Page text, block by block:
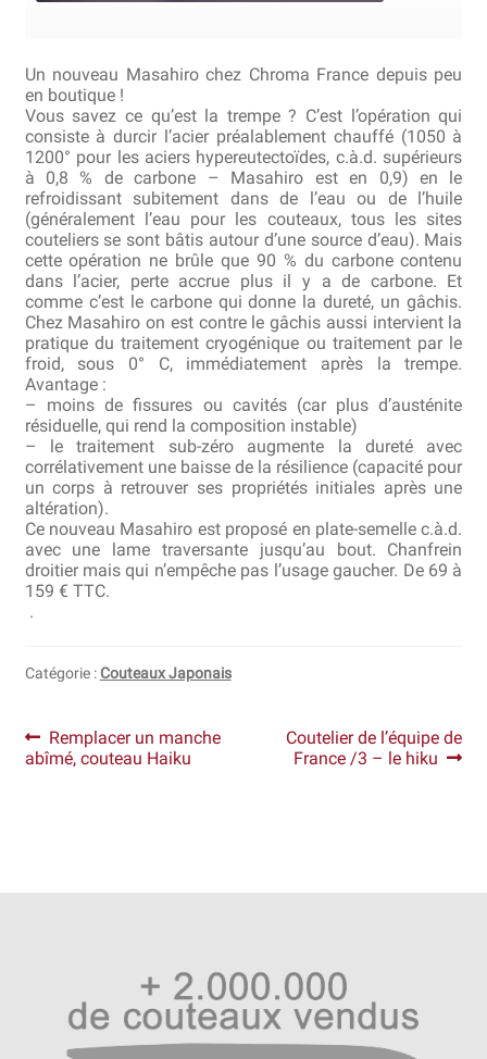
Ma sélection
Mentions légales
Mon Compte
Partenaires
Plan du site
Politique de confidentialité
Politique en matière de remboursements et de retours
Questions / Réponses
Questions-Réponses?
Revendeurs
Revue de presse
Tous les articles
Un nouveau Masahiro chez Chroma France depuis peu
en boutique !
Vous savez ce qu’est la trempe ? C’est l’opération qui
consiste à durcir l’acier préalablement chauffé (1050 à
1200° pour les aciers hypereutectoïdes, c.à.d. supérieurs
à 0,8 % de carbone – Masahiro est en 0,9) en le
refroidissant subitement dans de l’eau ou de l’huile
(généralement l’eau pour les couteaux, tous les sites
couteliers se sont bâtis autour d’une source d’eau). Mais
cette opération ne brûle que 90 % du carbone contenu
dans l’acier, perte accrue plus il y a de carbone. Et
comme c’est le carbone qui donne la dureté, un gâchis.
Chez Masahiro on est contre le gâchis aussi intervient la
pratique du traitement cryogénique ou traitement par le
froid, sous 0° C, immédiatement après la trempe.
Avantage :
– moins de fissures ou cavités (car plus d’austénite
résiduelle, qui rend la composition instable)
– le traitement sub-zéro augmente la dureté avec
corrélativement une baisse de la résilience (capacité pour
un corps à retrouver ses propriétés initiales après une
altération).
Ce nouveau Masahiro est proposé en plate-semelle c.à.d.
avec une lame traversante jusqu’au bout. Chanfrein
droitier mais qui n’empêche pas l’usage gaucher. De 69 à
159 € TTC.
.
Catégorie :Couteaux Japonais
Navigation
de
Article
précédent :
Remplacer un manche
abîmé, couteau Haiku
Article
suivant :
Coutelier de l’équipe de
France /3 – le hiku